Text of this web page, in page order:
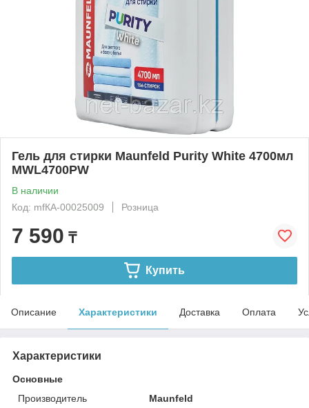
Гель для стирки Maunfeld Purity White 4700мл
MWL4700PW
В наличии
Код: mfКА-00025009
Розница
7 590 ₸
Купить
Описание Характеристики Доставка Оплата
Характеристики
Основные
Производитель
Maunfeld